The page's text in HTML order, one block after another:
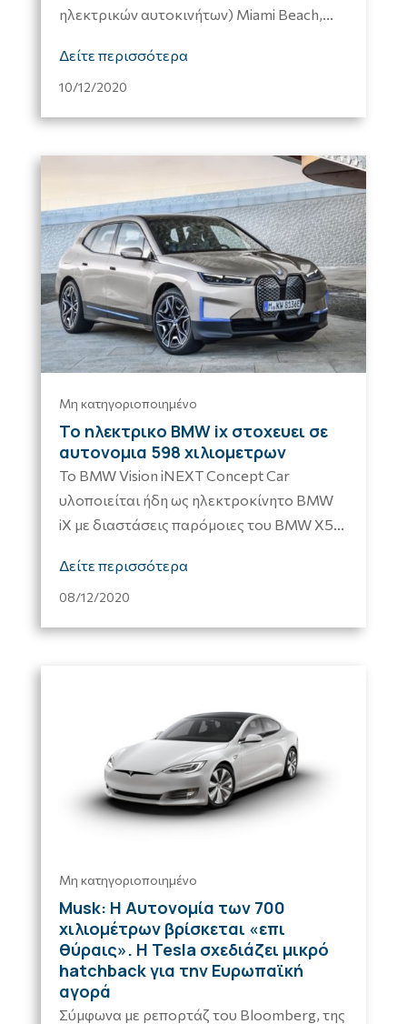
10/12/2020
ηλεκτρικών αυτοκινήτων) Miami Beach,...
Δείτε περισσότερα
Το ηλεκτρικο BMW ix στοχευει σε
αυτονομια 598 χιλιομετρων
08/12/2020
Μη κατηγοριοποιημένο
Το BMW Vision iNEXT Concept Car
υλοποιείται ήδη ως ηλεκτροκίνητο BMW
iX με διαστάσεις παρόμοιες του BMW X5...
Δείτε περισσότερα
Musk: Η Αυτονομία των 700
χιλιομέτρων βρίσκεται «επι
θύραις». Η Tesla σχεδιάζει μικρό
hatchback για την Ευρωπαϊκή
αγορά
Μη κατηγοριοποιημένο
Σύμφωνα με ρεπορτάζ του Bloomberg, της